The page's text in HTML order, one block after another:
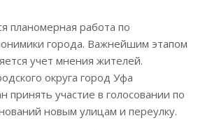
планомерная работа по
города. Важнейшим этапом
учет мнения жителей.
округа город Уфа
принять участие в голосовании по
новым улицам и переулку.